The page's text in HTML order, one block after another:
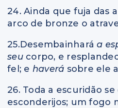
24. Ainda que fuja das
arco de bronze o
25.Desembainharáa
seu corpo, e
fel; e haverá sobre ele
26. Toda a escuridão
esconderijos; um fogo